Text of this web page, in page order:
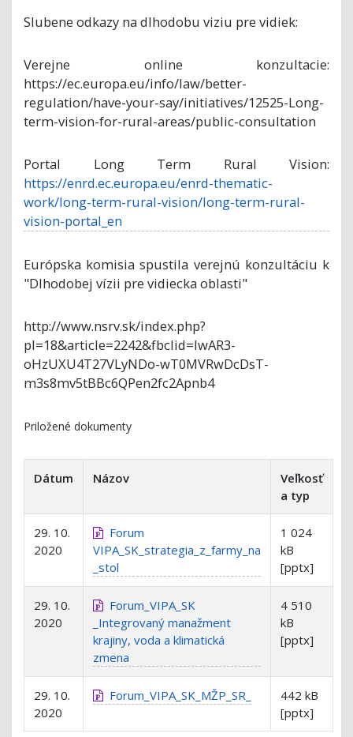
Slubene odkazy na dlhodobu viziu pre vidiek:
Verejne online konzultacie:
https://ec.europa.eu/info/law/better-
regulation/have-your-say/initiatives/12525-Long-
term-vision-for-rural-areas/public-consultation
Portal Long Term Rural Vision:
https://enrd.ec.europa.eu/enrd-thematic-
work/long-term-rural-vision/long-term-rural-
vision-portal_en
Európska komisia spustila verejnú konzultáciu k
"Dlhodobej vízii pre vidiecka oblasti"
http://www.nsrv.sk/index.php?
pl=18&article=2242&fbclid=IwAR3-
oHzUXU4T27VLyNDo-wT0MVRwDcDsT-
m3s8mv5tBBc6QPen2fc2Apnb4
Priložené dokumenty
Dátum Názov
Veľkosť
a typ
29. 10.
2020
Forum
VIPA_SK_strategia_z_farmy_na
_stol
1 024
kB
[pptx]
29. 10.
2020
Forum_VIPA_SK
_Integrovaný manažment
krajiny, voda a klimatická
zmena
4 510
kB
[pptx]
29. 10.
2020
Forum_VIPA_SK_MŽP_SR_
442 kB
[pptx]